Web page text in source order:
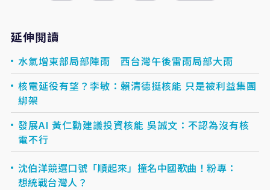
延伸閱讀
水氣增東部局部陣雨 西台灣午後雷雨局部大雨
核電延役有望？李敏：賴清德挺核能 只是被利益集團
綁架
發展AI 黃仁勳建議投資核能 吳誠文：不認為沒有核
電不行
沈伯洋競選口號「順起來」撞名中國歌曲！粉專：
想統戰台灣人？